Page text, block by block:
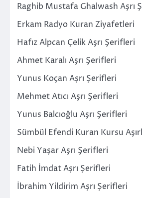
Raghib Mustafa Ghalwash Aşrı
Erkam Radyo Kuran Ziyafetleri
Hafız Alpcan Çelik Aşrı Şerifleri
Ahmet Karalı Aşrı Şerifleri
Yunus Koçan Aşrı Şerifleri
Mehmet Atıcı Aşrı Şerifleri
Yunus Balcıoğlu Aşrı Şerifleri
Sümbül Efendi Kuran Kursu
Nebi Yaşar Aşrı Şerifleri
Fatih İmdat Aşrı Şerifleri
İbrahim Yildirim Aşrı Şerifleri